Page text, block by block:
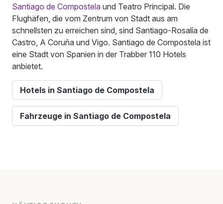
Santiago de Compostela und Teatro Principal. Die
Flughäfen, die vom Zentrum von Stadt aus am
schnellsten zu erreichen sind, sind Santiago-Rosalía de
Castro, A Coruña und Vigo. Santiago de Compostela ist
eine Stadt von Spanien in der Trabber 110 Hotels
anbietet.
Hotels in Santiago de Compostela
Fahrzeuge in Santiago de Compostela